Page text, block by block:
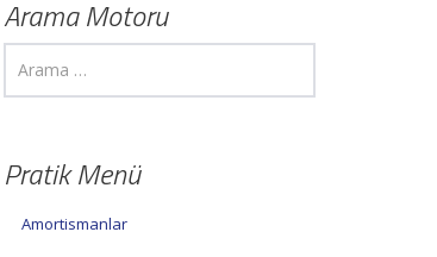
Arama Motoru
Pratik Menü
Amortismanlar